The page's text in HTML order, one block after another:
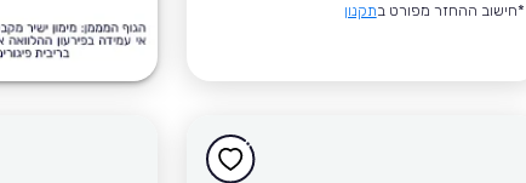
*חישוב ההחזר מפורט בתקנון